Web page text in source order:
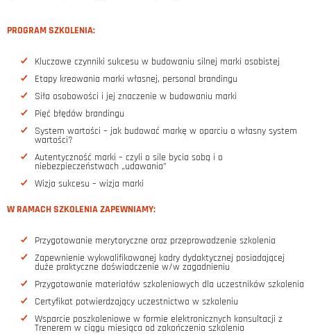
PROGRAM SZKOLENIA:
Kluczowe czynniki sukcesu w budowaniu silnej marki osobistej
Etapy kreowania marki własnej, personal brandingu
Siła osobowości i jej znaczenie w budowaniu marki
Pięć błędów brandingu
System wartości – jak budować markę w oparciu o własny system
wartości?
Autentyczność marki – czyli o sile bycia sobą i o
niebezpieczeństwach „udawania”
Wizja sukcesu – wizja marki
W RAMACH SZKOLENIA ZAPEWNIAMY:
Przygotowanie merytoryczne oraz przeprowadzenie szkolenia
Zapewnienie wykwalifikowanej kadry dydaktycznej posiadającej
duże praktyczne doświadczenie w/w zagadnieniu
Przygotowanie materiałów szkoleniowych dla uczestników szkolenia
Certyfikat potwierdzający uczestnictwo w szkoleniu
Wsparcie poszkoleniowe w formie elektronicznych konsultacji z
Trenerem w ciągu miesiąca od zakończenia szkolenia